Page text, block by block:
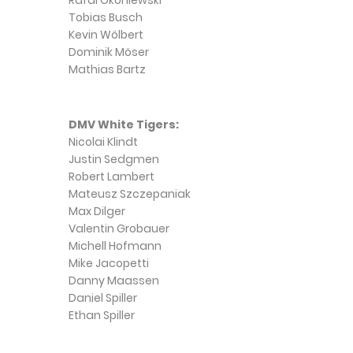
Tobias Busch
Kevin Wölbert
Dominik Möser
Mathias Bartz
DMV White Tigers:
Nicolai Klindt
Justin Sedgmen
Robert Lambert
Mateusz Szczepaniak
Max Dilger
Valentin Grobauer
Michell Hofmann
Mike Jacopetti
Danny Maassen
Daniel Spiller
Ethan Spiller